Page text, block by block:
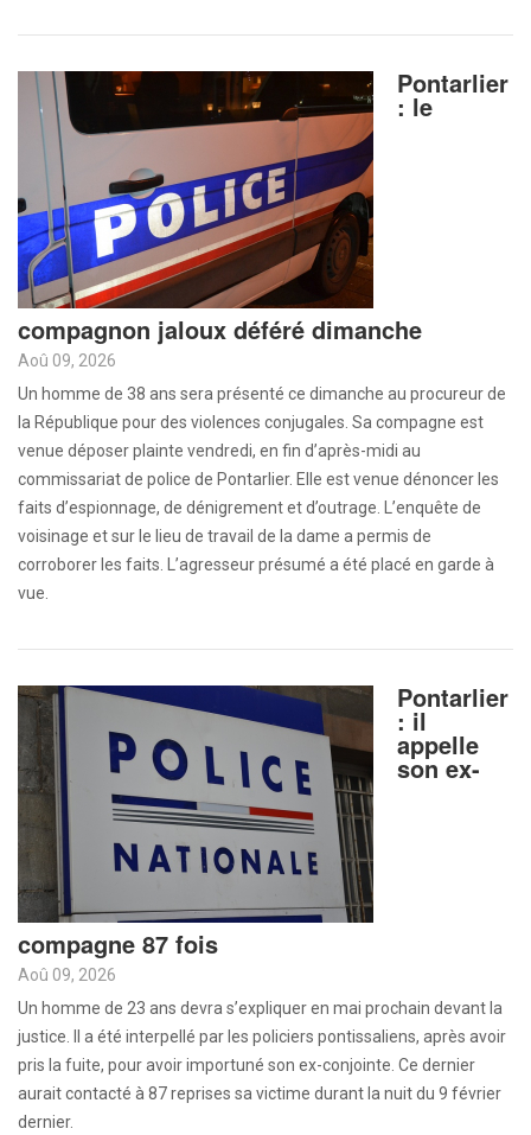
Pontarlier
: le
compagnon jaloux déféré dimanche
Aoû 09, 2026
Un homme de 38 ans sera présenté ce dimanche au procureur de
la République pour des violences conjugales. Sa compagne est
venue déposer plainte vendredi, en fin d’après-midi au
commissariat de police de Pontarlier. Elle est venue dénoncer les
faits d’espionnage, de dénigrement et d’outrage. L’enquête de
voisinage et sur le lieu de travail de la dame a permis de
corroborer les faits. L’agresseur présumé a été placé en garde à
vue.
Pontarlier
: il
appelle
son ex-
compagne 87 fois
Aoû 09, 2026
Un homme de 23 ans devra s’expliquer en mai prochain devant la
justice. Il a été interpellé par les policiers pontissaliens, après avoir
pris la fuite, pour avoir importuné son ex-conjointe. Ce dernier
aurait contacté à 87 reprises sa victime durant la nuit du 9 février
dernier.